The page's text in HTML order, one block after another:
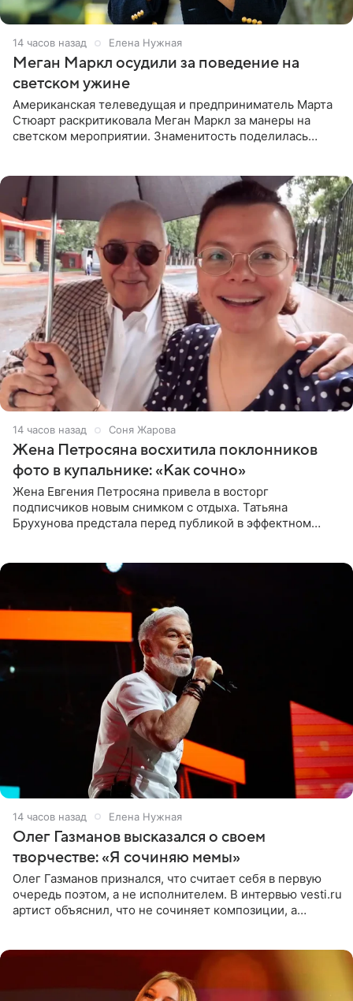
14 часов назад Елена Нужная
Меган Маркл осудили за поведение на
светском ужине
Американская телеведущая и предприниматель Марта
Стюарт раскритиковала Меган Маркл за манеры на
светском мероприятии. Знаменитость поделилась
14 часов назад Соня Жарова
Жена Петросяна восхитила поклонников
фото в купальнике: «Как сочно»
Жена Евгения Петросяна привела в восторг
подписчиков новым снимком с отдыха. Татьяна
Брухунова предстала перед публикой в эффектном
14 часов назад Елена Нужная
Олег Газманов высказался о своем
творчестве: «Я сочиняю мемы»
Олег Газманов признался, что считает себя в первую
очередь поэтом, а не исполнителем. В интервью vesti.ru
артист объяснил, что не сочиняет композиции, а